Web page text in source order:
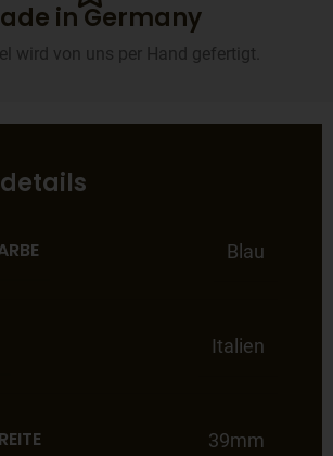
in Germany
wird von uns per Hand gefertigt.
Blau
Italien
39mm